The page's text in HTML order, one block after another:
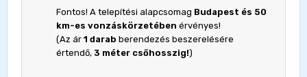
Fontos! A telepítési alapcsomag Budapest és 50
km-es vonzáskörzetében érvényes!
(Az ár 1 darab berendezés beszerelésére
értendő, 3 méter csőhosszig!)